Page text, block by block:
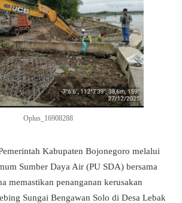
Oplus_16908288
Kabupaten Bojonegoro melalui
Sumber Daya Air (PU SDA) bersama
memastikan penanganan kerusakan
Sungai Bengawan Solo di Desa Lebak